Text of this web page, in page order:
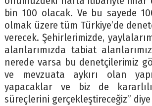
bin 100 olacak. Ve bu sayede
olmak üzere tüm Türkiye’de
verecek. Şehirlerimizde,
alanlarımızda tabiat
nerede varsa bu denetçilerimiz
ve mevzuata aykırı olan
yapacaklar ve biz de
süreçlerini gerçekleştireceğiz”